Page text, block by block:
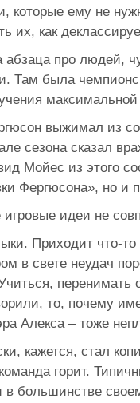
которые ему не
их, как
абзаца про людей,
Там была
выжимал из
сезона сказал
Мойес из этого
Фергюсона», но и
идеи не
Приходит что-
в свете неудач
перенимать
то, почему
Алекса – тоже
кажется, стал
команда горит.
в большинстве